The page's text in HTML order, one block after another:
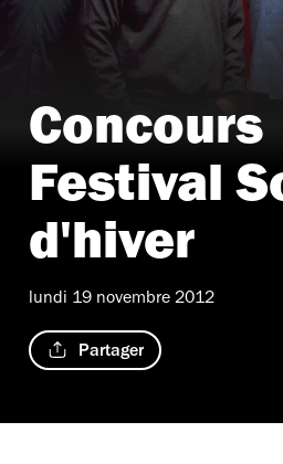
Concours
Festival
d'hiver
lundi 19 novembre 2012
Partager